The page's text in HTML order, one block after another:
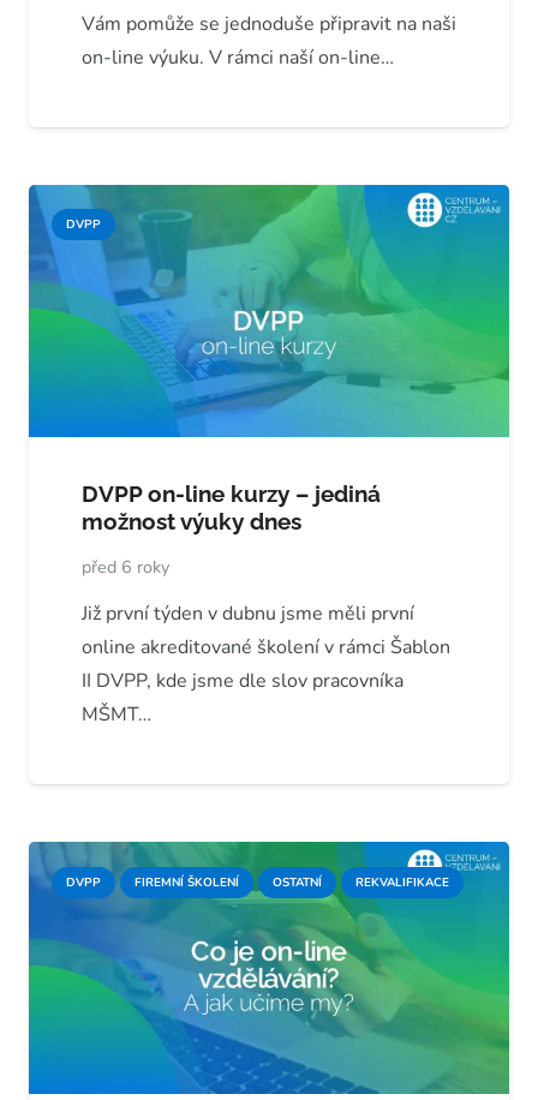
Vám pomůže se jednoduše připravit na naši
on-line výuku. V rámci naší on-line…
DVPP
DVPP on-line kurzy – jediná
možnost výuky dnes
před 6 roky
Již první týden v dubnu jsme měli první
online akreditované školení v rámci Šablon
II DVPP, kde jsme dle slov pracovníka
MŠMT…
DVPP FIREMNÍ ŠKOLENÍ OSTATNÍ REKVALIFIKACE